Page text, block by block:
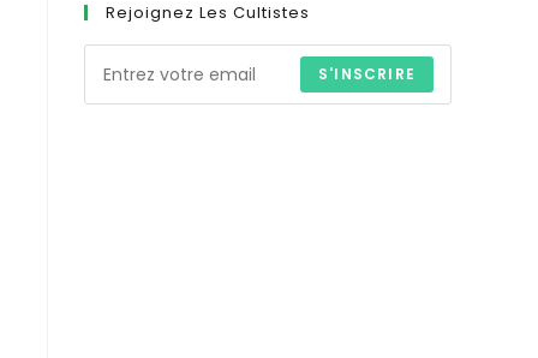
Rejoignez Les Cultistes
S'INSCRIRE